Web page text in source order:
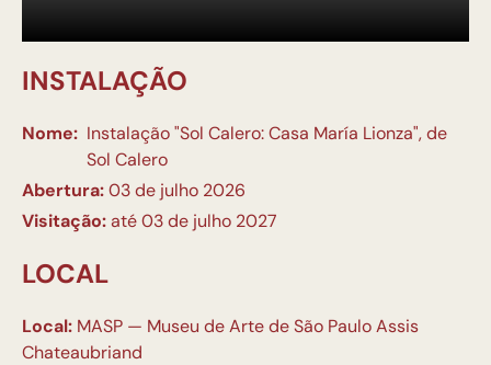
INSTALAÇÃO
Nome: Instalação "Sol Calero: Casa María Lionza", de
Sol Calero
Abertura:03 de julho 2026
Visitação:até 03 de julho 2027
LOCAL
Local: MASP — Museu de Arte de São Paulo Assis
Chateaubriand